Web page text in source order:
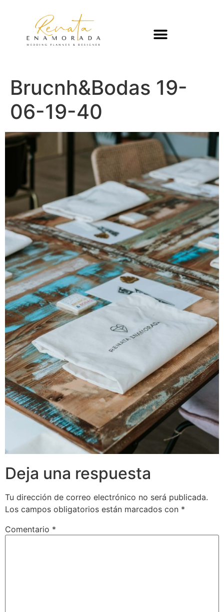
Brucnh&Bodas 19-
06-19-40
Deja una respuesta
Tu dirección de correo electrónico no será publicada.
Los campos obligatorios están marcados con *
Comentario *